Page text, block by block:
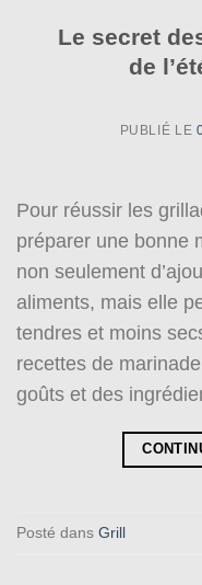
Le secret
de
PUBLIÉ LE
Pour réussir les
préparer une bonne
non seulement
aliments, mais elle
tendres et moins
recettes de
goûts et des
Posté dans Grill